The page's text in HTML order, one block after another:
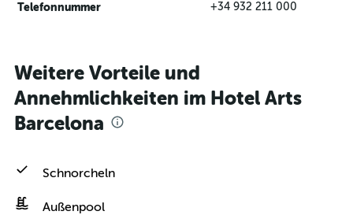
Telefonnummer +34 932 211 000
Weitere Vorteile und
Annehmlichkeiten im Hotel Arts
Barcelona
Schnorcheln
Außenpool